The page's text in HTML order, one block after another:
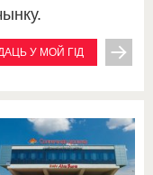
У МОЙ ГІД